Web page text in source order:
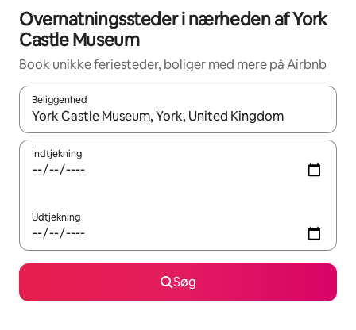
Overnatningssteder i nærheden af York
Castle Museum
Book unikke feriesteder, boliger med mere på Airbnb
Beliggenhed
Når resultaterne er tilgængelige, skal du navigere med
Indtjekning
Udtjekning
Søg